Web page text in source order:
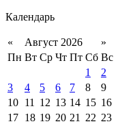
Календарь
« Август 2026
»
Пн Вт Ср Чт Пт Сб Вс
1
2
3
4 5 6 7 8
9
10 11 12 13 14 15 16
17 18 19 20 21 22 23